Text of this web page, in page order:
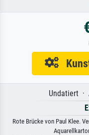
Undatiert ·
Rote Brücke von Paul Klee.